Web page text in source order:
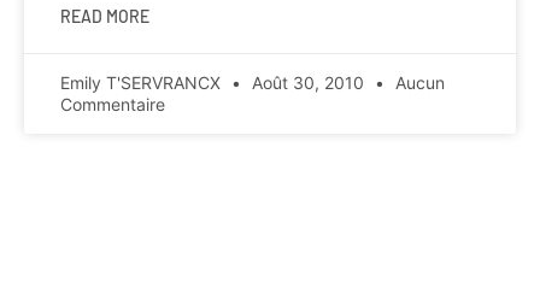
READ MORE
Emily T'SERVRANCX Août 30, 2010
Aucun
Commentaire